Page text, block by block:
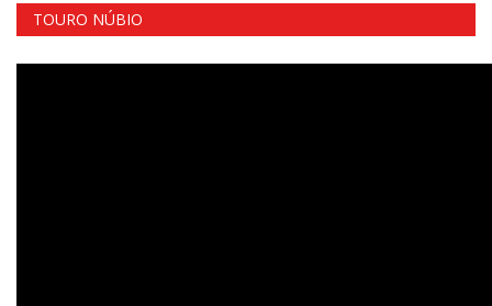
TOURO NÚBIO